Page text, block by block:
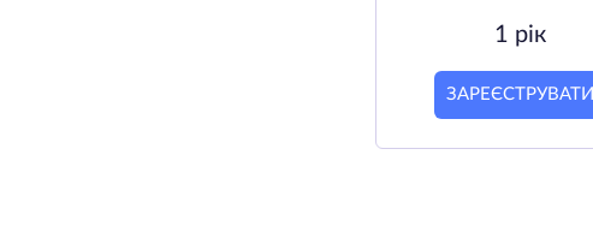
1 рік
ЗАРЕЄСТРУВАТИ